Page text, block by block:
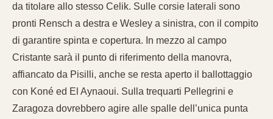
da titolare allo stesso Celik. Sulle corsie laterali sono
pronti Rensch a destra e Wesley a sinistra, con il compito
di garantire spinta e copertura. In mezzo al campo
Cristante sarà il punto di riferimento della manovra,
affiancato da Pisilli, anche se resta aperto il ballottaggio
con Koné ed El Aynaoui. Sulla trequarti Pellegrini e
Zaragoza dovrebbero agire alle spalle dell’unica punta